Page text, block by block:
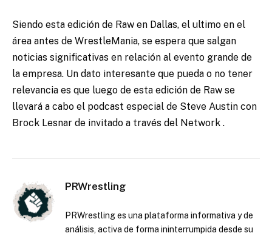
Siendo esta edición de Raw en Dallas, el ultimo en el
área antes de WrestleMania, se espera que salgan
noticias significativas en relación al evento grande de
la empresa. Un dato interesante que pueda o no tener
relevancia es que luego de esta edición de Raw se
llevará a cabo el podcast especial de Steve Austin con
Brock Lesnar de invitado a través del Network .
PRWrestling
PRWrestling es una plataforma informativa y de
análisis, activa de forma ininterrumpida desde su